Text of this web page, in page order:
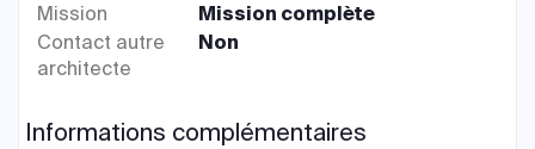
Mission
Mission complète
Contact autre
architecte
Non
Informations complémentaires